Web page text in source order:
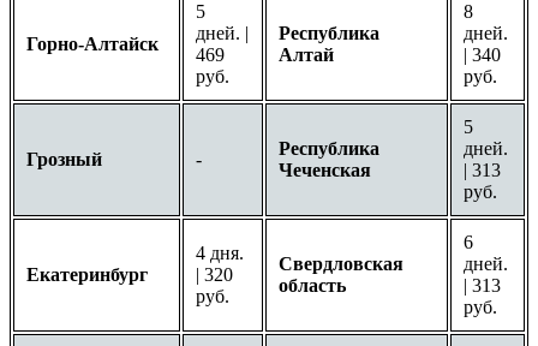
Горно-Алтайск
5
дней. |
469
руб.
Республика
Алтай
8
дней.
| 340
руб.
Грозный -
Республика
Чеченская
5
дней.
| 313
руб.
Екатеринбург
4 дня.
| 320
руб.
Свердловская
область
6
дней.
| 313
руб.